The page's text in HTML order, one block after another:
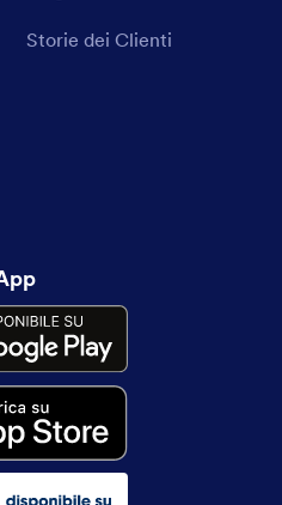
Storie dei Clienti